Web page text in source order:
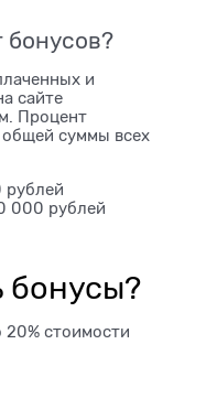
бонусов?
и
сайте
Процент
общей суммы всех
рублей
000 рублей
бонусы?
стоимости